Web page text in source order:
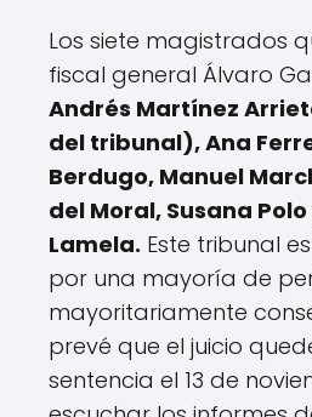
Los siete magistrados
fiscal general Álvaro
Andrés Martínez
del tribunal), Ana
Berdugo, Manuel
del Moral, Susana
Lamela. Este tribunal
por una mayoría de
mayoritariamente
prevé que el juicio
sentencia el 13 de